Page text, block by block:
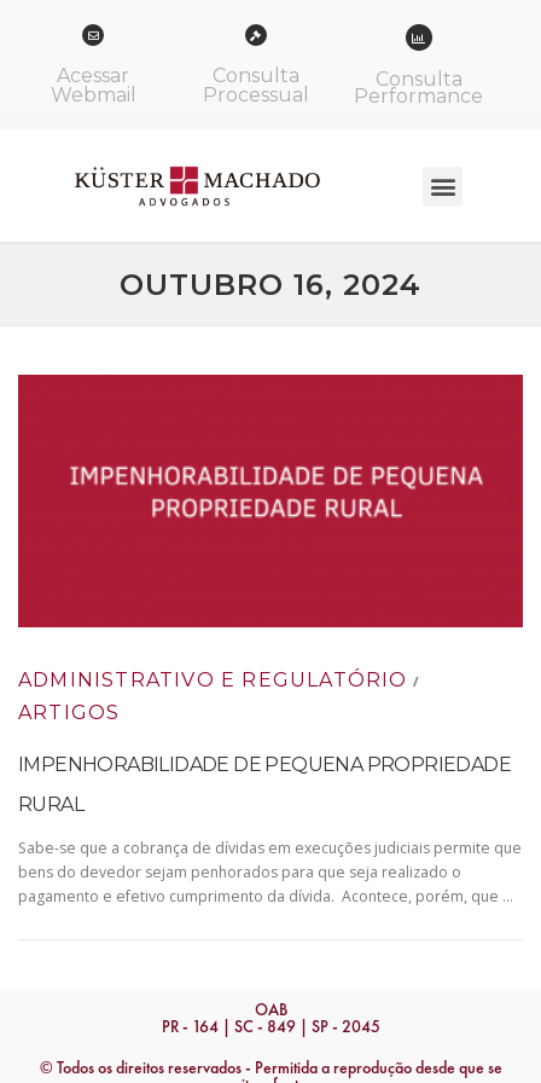
Acessar
Webmail
Consulta
Processual
Consulta
Performance
OUTUBRO 16, 2024
ADMINISTRATIVO E REGULATÓRIO /
ARTIGOS
IMPENHORABILIDADE DE PEQUENA PROPRIEDADE
RURAL
Sabe-se que a cobrança de dívidas em execuções judiciais permite que
bens do devedor sejam penhorados para que seja realizado o
pagamento e efetivo cumprimento da dívida. Acontece, porém, que …
OAB
PR - 164 | SC - 849 | SP - 2045
© Todos os direitos reservados - Permitida a reprodução desde que se